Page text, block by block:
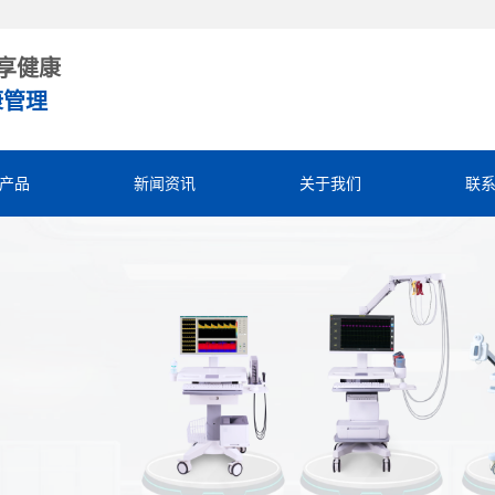
健康
理
品 新闻资讯 关于我们 联